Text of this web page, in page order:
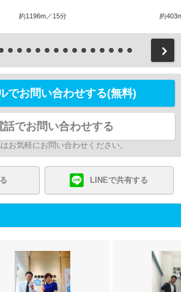
約1196m／15分 約
でお問い合わせする(無料)
話でお問い合わせする
お気軽にお問い合わせください。
LINEで共有する